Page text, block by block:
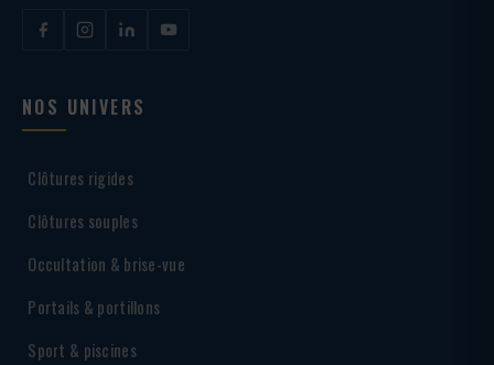
NOS UNIVERS
Clôtures rigides
Clôtures souples
Occultation & brise-vue
Portails & portillons
Sport & piscines